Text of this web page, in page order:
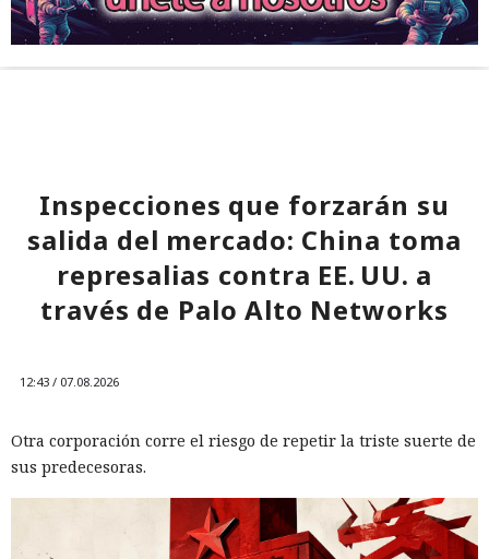
Inspecciones que forzarán su
salida del mercado: China toma
represalias contra EE. UU. a
través de Palo Alto Networks
12:43 / 07.08.2026
Otra corporación corre el riesgo de repetir la triste suerte de
sus predecesoras.